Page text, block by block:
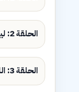
الحلقة 2: ليه الليدز مش بتتحول لمبيعات؟
الحلقة 3: الليد مش عميل